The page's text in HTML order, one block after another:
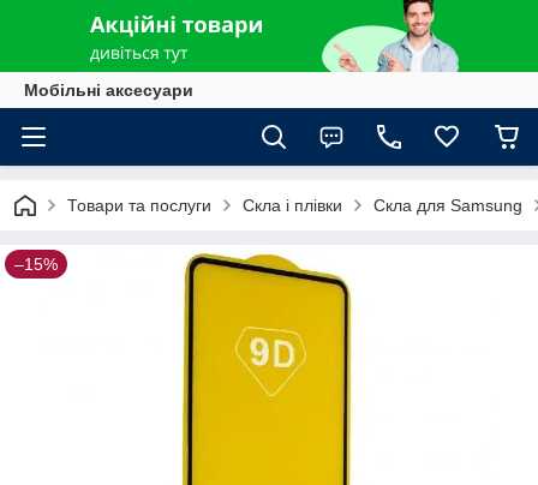
Мобільні аксесуари
Товари та послуги Скла і плівки Скла для Samsung
–15%